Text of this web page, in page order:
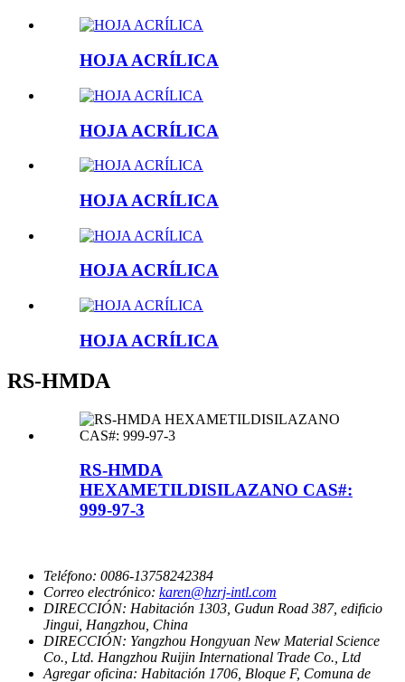
HOJA ACRÍLICA
HOJA ACRÍLICA
HOJA ACRÍLICA
HOJA ACRÍLICA
HOJA ACRÍLICA
RS-HMDA
RS-HMDA
HEXAMETILDISILAZANO CAS#:
999-97-3
Teléfono: 0086-13758242384
Correo electrónico: karen@hzrj-intl.com
DIRECCIÓN: Habitación 1303, Gudun Road 387, edificio
Jingui, Hangzhou, China
DIRECCIÓN: Yangzhou Hongyuan New Material Science
Co., Ltd. Hangzhou Ruijin International Trade Co., Ltd
Agregar oficina: Habitación 1706, Bloque F, Comuna de